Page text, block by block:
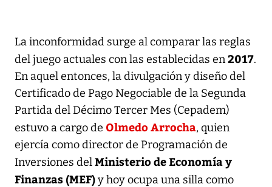
La inconformidad surge al comparar las reglas
del juego actuales con las establecidas en2017.
En aquel entonces, la divulgación y diseño del
Certificado de Pago Negociable de la Segunda
Partida del Décimo Tercer Mes (Cepadem)
estuvo a cargo de Olmedo Arrocha, quien
ejercía como director de Programación de
Inversiones delMinisterio de Economía y
Finanzas (MEF)y hoy ocupa una silla como